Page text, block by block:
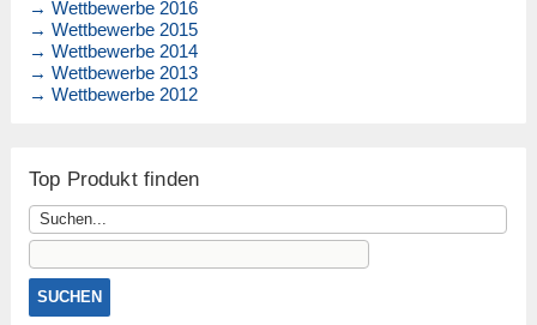
→ Wettbewerbe 2016
→ Wettbewerbe 2015
→ Wettbewerbe 2014
→ Wettbewerbe 2013
→ Wettbewerbe 2012
Top Produkt finden